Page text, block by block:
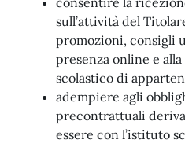
sull’attività del
promozioni, consigli
presenza online e
scolastico di
adempiere agli
precontrattuali
essere con l’istituto